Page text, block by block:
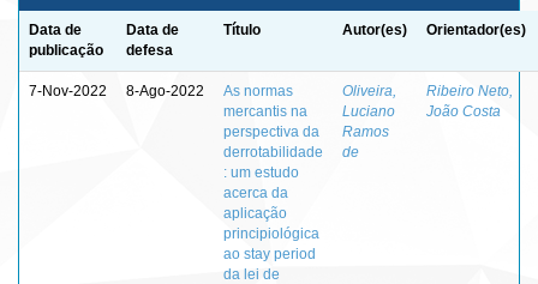
Data de
publicação
Data de
defesa
Título Autor(es) Orientador(es)
7-Nov-2022 8-Ago-2022
As normas
mercantis na
perspectiva da
derrotabilidade
: um estudo
acerca da
aplicação
principiológica
ao stay period
da lei de
Oliveira,
Luciano
Ramos
de
Ribeiro Neto,
João Costa